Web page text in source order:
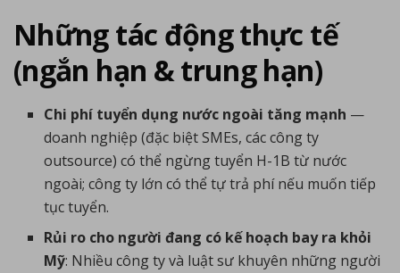
Những tác động thực tế
(ngắn hạn & trung hạn)
Chi phí tuyển dụng nước ngoài tăng mạnh —
doanh nghiệp (đặc biệt SMEs, các công ty
outsource) có thể ngừng tuyển H-1B từ nước
ngoài; công ty lớn có thể tự trả phí nếu muốn tiếp
tục tuyển.
Rủi ro cho người đang có kế hoạch bay ra khỏi
Mỹ: Nhiều công ty và luật sư khuyên những người